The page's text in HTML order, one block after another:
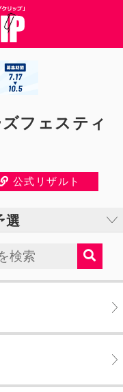
フェスティ
公式リザルト
選